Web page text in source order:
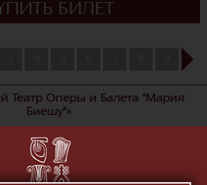
БИЛЕТ
10
Театр Оперы и Балета "Мария
Биешу"»